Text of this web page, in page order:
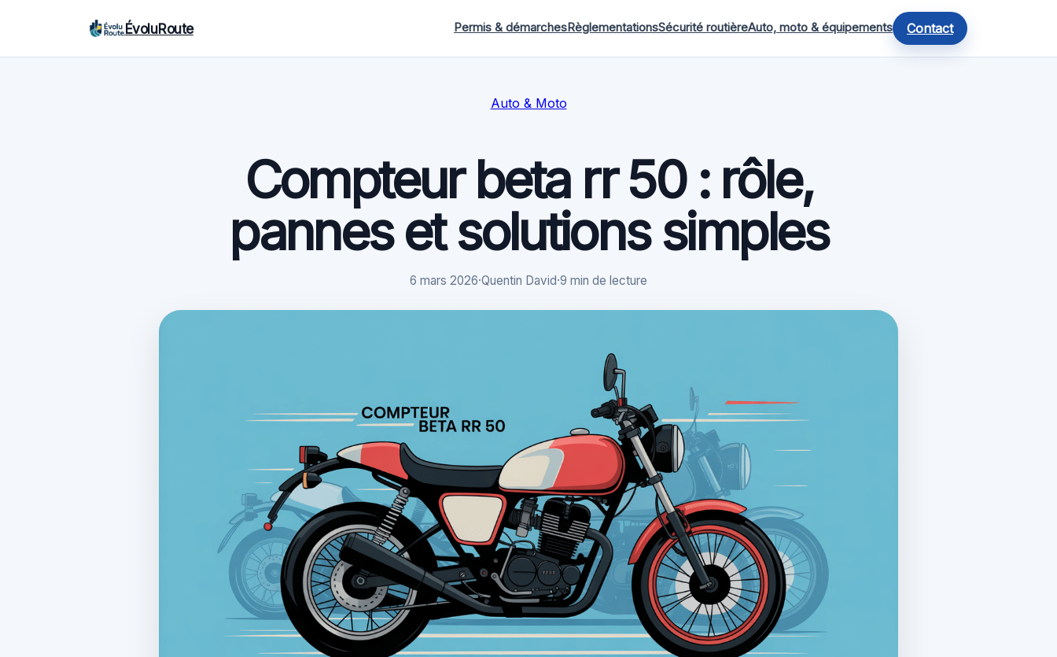
ÉvoluRoute Permis & démarchesRèglementationsSécurité routièreAuto, moto & équipements Contact
Auto & Moto
Compteur beta rr 50 : rôle,
pannes et solutions simples
6 mars 2026·Quentin David·9 min de lecture